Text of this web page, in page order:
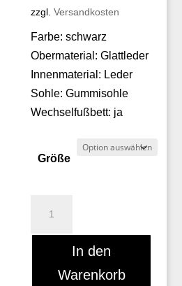
zzgl.Versandkosten
Farbe: schwarz
Obermaterial: Glattleder
Innenmaterial: Leder
Sohle: Gummisohle
Wechselfußbett: ja
Größe
Menge
In den
Warenkorb